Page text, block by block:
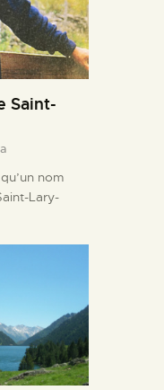
Saint-
nom
Lary-